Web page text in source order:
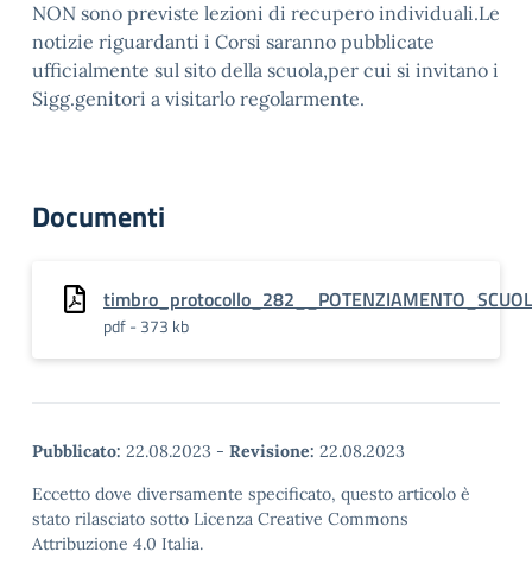
NON sono previste lezioni di recupero individuali.Le
notizie riguardanti i Corsi saranno pubblicate
ufficialmente sul sito della scuola,per cui si invitano i
Sigg.genitori a visitarlo regolarmente.
Documenti
pdf - 373 kb
Pubblicato: 22.08.2023 - Revisione: 22.08.2023
Eccetto dove diversamente specificato, questo articolo è
stato rilasciato sotto Licenza Creative Commons
Attribuzione 4.0 Italia.